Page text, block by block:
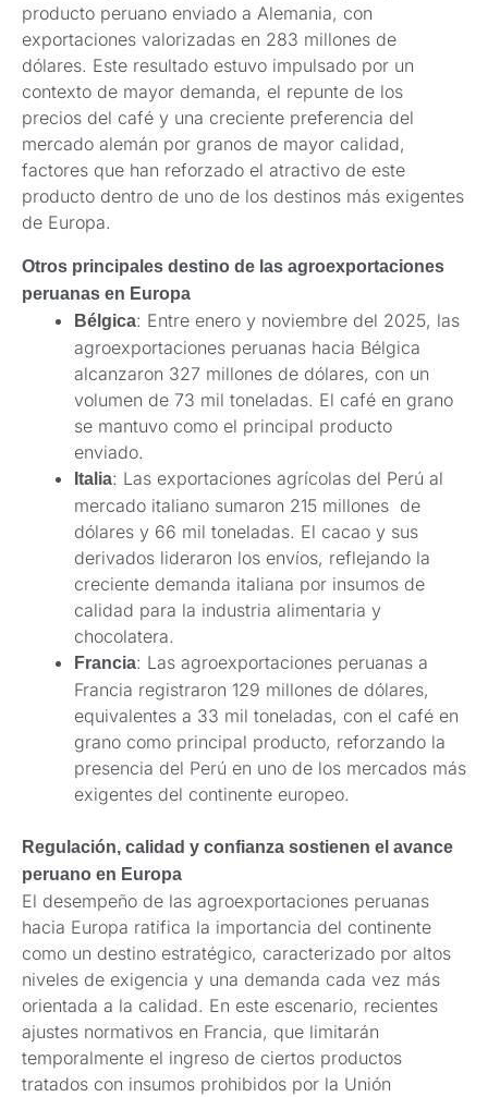
producto peruano enviado a Alemania, con
exportaciones valorizadas en 283 millones de
dólares. Este resultado estuvo impulsado por un
contexto de mayor demanda, el repunte de los
precios del café y una creciente preferencia del
mercado alemán por granos de mayor calidad,
factores que han reforzado el atractivo de este
producto dentro de uno de los destinos más exigentes
de Europa.
Otros principales destino de las agroexportaciones
peruanas en Europa
Bélgica: Entre enero y noviembre del 2025, las
agroexportaciones peruanas hacia Bélgica
alcanzaron 327 millones de dólares, con un
volumen de 73 mil toneladas. El café en grano
se mantuvo como el principal producto
enviado.
Italia: Las exportaciones agrícolas del Perú al
mercado italiano sumaron 215 millones de
dólares y 66 mil toneladas. El cacao y sus
derivados lideraron los envíos, reflejando la
creciente demanda italiana por insumos de
calidad para la industria alimentaria y
chocolatera.
Francia: Las agroexportaciones peruanas a
Francia registraron 129 millones de dólares,
equivalentes a 33 mil toneladas, con el café en
grano como principal producto, reforzando la
presencia del Perú en uno de los mercados más
exigentes del continente europeo.
Regulación, calidad y confianza sostienen el avance
peruano en Europa
El desempeño de las agroexportaciones peruanas
hacia Europa ratifica la importancia del continente
como un destino estratégico, caracterizado por altos
niveles de exigencia y una demanda cada vez más
orientada a la calidad. En este escenario, recientes
ajustes normativos en Francia, que limitarán
temporalmente el ingreso de ciertos productos
tratados con insumos prohibidos por la Unión